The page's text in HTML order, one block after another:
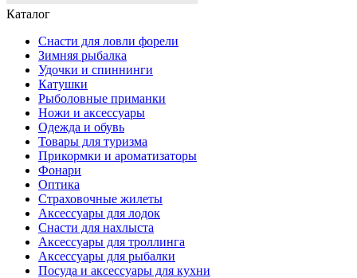
Каталог
Снасти для ловли форели
Зимняя рыбалка
Удочки и спиннинги
Катушки
Рыболовные приманки
Ножи и аксессуары
Одежда и обувь
Товары для туризма
Прикормки и ароматизаторы
Фонари
Оптика
Страховочные жилеты
Аксессуары для лодок
Снасти для нахлыста
Аксессуары для троллинга
Аксессуары для рыбалки
Посуда и аксессуары для кухни